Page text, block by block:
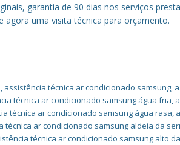
garantia de 90 dias nos serviços
agora uma visita técnica para orçamento.
, assistência técnica ar condicionado samsung,
técnica ar condicionado samsung água fria,
técnica ar condicionado samsung água rasa,
técnica ar condicionado samsung aldeia da
técnica ar condicionado samsung alto